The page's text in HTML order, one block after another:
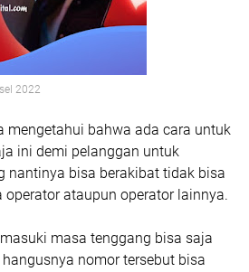
2022
mengetahui bahwa ada cara untuk
ini demi pelanggan untuk
nantinya bisa berakibat tidak bisa
operator ataupun operator lainnya.
masa tenggang bisa saja
nomor tersebut bisa